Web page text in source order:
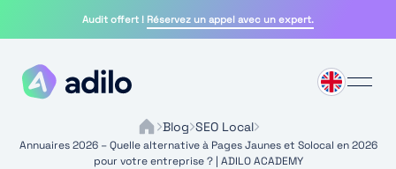
Audit offert ! Réservez un appel avec un expert.
Blog SEO Local
Annuaires 2026 – Quelle alternative à Pages Jaunes et Solocal en 2026
pour votre entreprise ? | ADILO ACADEMY